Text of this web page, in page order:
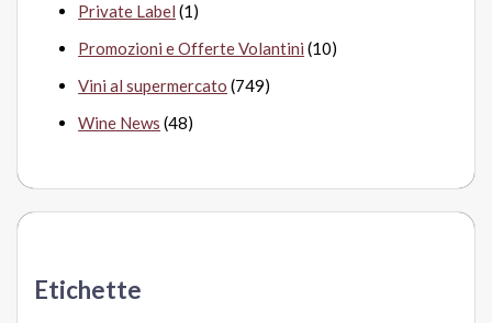
Private Label (1)
Promozioni e Offerte Volantini (10)
Vini al supermercato (749)
Wine News (48)
Etichette